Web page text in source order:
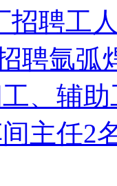
招聘工
聘氩弧
、辅
主任2